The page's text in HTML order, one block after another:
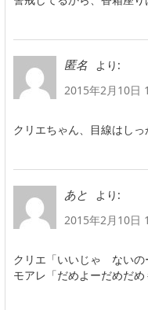
匿名
より:
2015年2月10日
クリエちゃん、目線はし
あと
より:
2015年2月10日
クリエ「いいじゃ ないの
モアレ「だめよーだめだめ